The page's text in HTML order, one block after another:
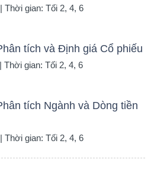
Thời gian: Tối 2, 4, 6
tích và Định giá Cổ phiếu
Thời gian: Tối 2, 4, 6
tích Ngành và Dòng tiền
Thời gian: Tối 2, 4, 6